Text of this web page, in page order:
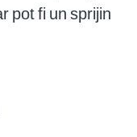
pot fi un sprijin